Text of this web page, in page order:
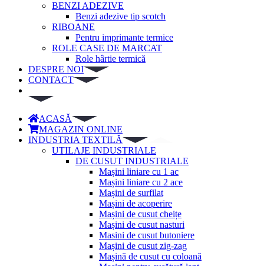
BENZI ADEZIVE
Benzi adezive tip scotch
RIBOANE
Pentru imprimante termice
ROLE CASE DE MARCAT
Role hârtie termică
DESPRE NOI
CONTACT
ACASĂ
MAGAZIN ONLINE
INDUSTRIA TEXTILĂ
UTILAJE INDUSTRIALE
DE CUSUT INDUSTRIALE
Mașini liniare cu 1 ac
Mașini liniare cu 2 ace
Mașini de surfilat
Mașini de acoperire
Mașini de cusut cheițe
Mașini de cusut nasturi
Masini de cusut butoniere
Mașini de cusut zig-zag
Mașină de cusut cu coloană